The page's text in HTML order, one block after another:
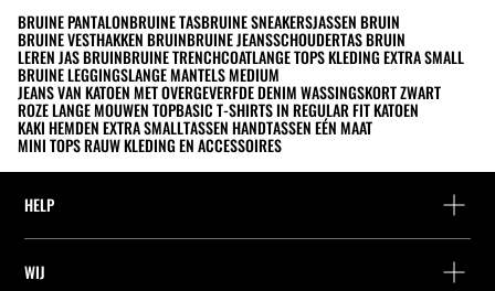
BRUINE PANTALONBRUINE TASBRUINE SNEAKERSJASSEN BRUIN
BRUINE VESTHAKKEN BRUINBRUINE JEANSSCHOUDERTAS BRUIN
LEREN JAS BRUINBRUINE TRENCHCOATLANGE TOPS KLEDING EXTRA SMALL
BRUINE LEGGINGSLANGE MANTELS MEDIUM
JEANS VAN KATOEN MET OVERGEVERFDE DENIM WASSINGSKORT ZWART
ROZE LANGE MOUWEN TOPBASIC T-SHIRTS IN REGULAR FIT KATOEN
KAKI HEMDEN EXTRA SMALLTASSEN HANDTASSEN EÉN MAAT
MINI TOPS RAUW KLEDING EN ACCESSOIRES
HELP
Leveringspunt zoeken
WIJ